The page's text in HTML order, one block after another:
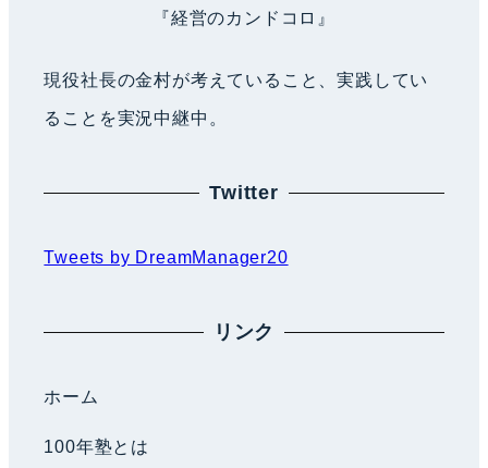
『経営のカンドコロ』
現役社長の金村が考えていること、実践してい
ることを実況中継中。
Twitter
Tweets by DreamManager20
リンク
ホーム
100年塾とは